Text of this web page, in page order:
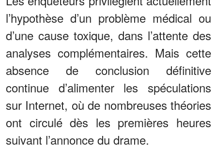
l’hypothèse d’un problème médical ou
d’une cause toxique, dans l’attente des
analyses complémentaires. Mais cette
absence de conclusion définitive
continue d’alimenter les spéculations
sur Internet, où de nombreuses théories
ont circulé dès les premières heures
suivant l’annonce du drame.